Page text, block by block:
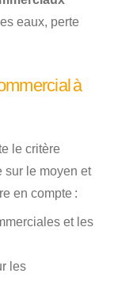
eaux, perte
à
le critère
sur le moyen et
en compte :
et les
les